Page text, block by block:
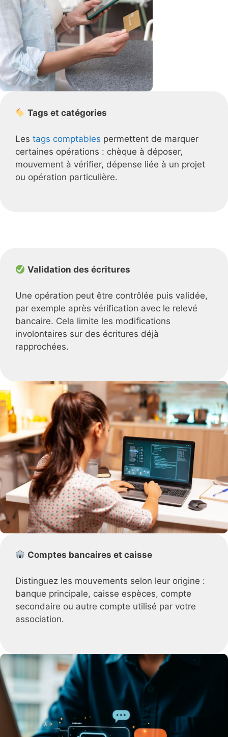
Tags et catégories
Les tags comptables permettent de marquer
certaines opérations : chèque à déposer,
mouvement à vérifier, dépense liée à un projet
ou opération particulière.
Validation des écritures
Une opération peut être contrôlée puis validée,
par exemple après vérification avec le relevé
bancaire. Cela limite les modifications
involontaires sur des écritures déjà
rapprochées.
Comptes bancaires et caisse
Distinguez les mouvements selon leur origine :
banque principale, caisse espèces, compte
secondaire ou autre compte utilisé par votre
association.